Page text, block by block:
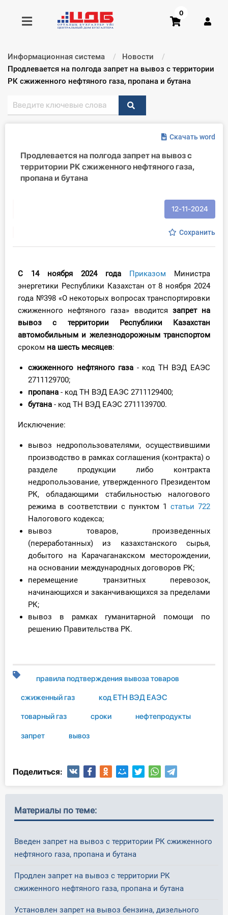
Получить консультацию
Главная ИС
Консультации
Справочник бухгалтера
Участник ВЭД
Кадры. Труд. Зарплата.
Учет по отраслям
Интернет-магазин
Обучение
Тарифы
Тестирование для
бухгалтера
0
Информационная система
Новости
Текущий:
Продлевается на полгода запрет на вывоз с территории
РК сжиженного нефтяного газа, пропана и бутана
Скачать word
Продлевается на полгода запрет на вывоз с
территории РК сжиженного нефтяного газа,
пропана и бутана
12-11-2024
Сохранить
С 14 ноября 2024года Приказом Министра
энергетики Республики Казахстан от 8 ноября 2024
года №398 «О некоторых вопросах транспортировки
сжиженного нефтяного газа» вводится запрет на
вывоз с территории Республики Казахстан
автомобильным и железнодорожным транспортом
сроком на шесть месяцев:
сжиженного нефтяного газа - код ТН ВЭД ЕАЭС
2711129700;
пропана - код ТН ВЭД ЕАЭС 2711129400;
бутана - код ТН ВЭД ЕАЭС 2711139700.
Исключение:
вывоз недропользователями, осуществившими
производство в рамках соглашения (контракта) о
разделе продукции либо контракта
недропользование, утвержденного Президентом
РК, обладающими стабильностью налогового
режима в соответствии с пунктом 1 статьи 722
Налогового кодекса;
вывоз товаров, произведенных
(переработанных) из казахстанского сырья,
добытого на Карачаганакском месторождении,
на основании международных договоров РК;
перемещение транзитных перевозок,
начинающихся и заканчивающихся за пределами
РК;
вывоз в рамках гуманитарной помощи по
решению Правительства РК.
правила подтверждения вывоза товаров
сжиженный газ код ЕТН ВЭД ЕАЭС
товарный газ сроки нефтепродукты
запрет вывоз
Поделиться:
Материалы по теме:
Введен запрет на вывоз с территории РК сжиженного
нефтяного газа, пропана и бутана
Продлен запрет на вывоз с территории РК
сжиженного нефтяного газа, пропана и бутана
Установлен запрет на вывоз бензина, дизельного